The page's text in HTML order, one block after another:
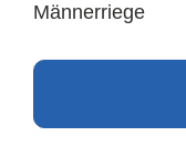
Männerriege